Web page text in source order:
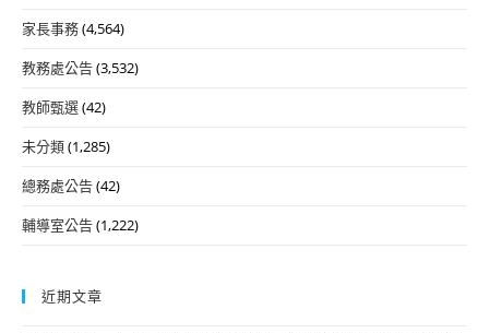
家長事務(4,564)
教務處公告(3,532)
教師甄選(42)
未分類(1,285)
總務處公告(42)
輔導室公告(1,222)
近期文章